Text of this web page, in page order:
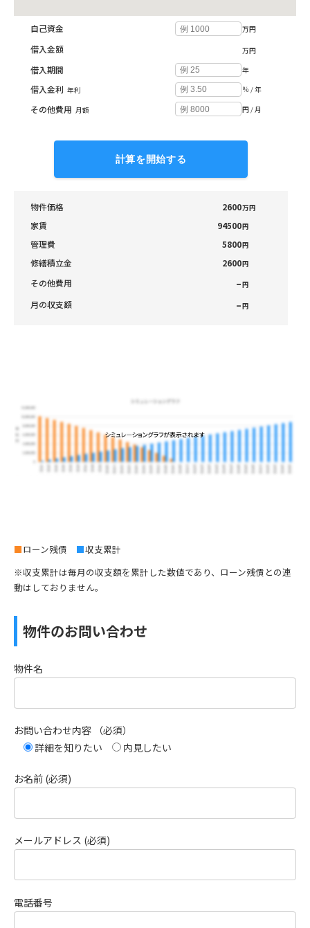
自己資金 万円
借入金額 万円
借入期間 年
借入金利 年利 ％ / 年
その他費用 月額 円 / 月
計算を開始する
物件価格 2600万円
家賃 94500円
管理費 5800円
修繕積立金 2600円
その他費用 –円
月の収支額 –円
■ローン残債 ■収支累計
※収支累計は毎月の収支額を累計した数値であり、ローン残債との連
動はしておりません。
物件のお問い合わせ
物件名
お問い合わせ内容 （必須）
詳細を知りたい
内見したい
お名前 (必須)
メールアドレス (必須)
電話番号